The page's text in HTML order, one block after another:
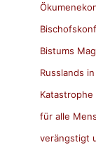
Bistums
Russlands
für alle
verängstigt